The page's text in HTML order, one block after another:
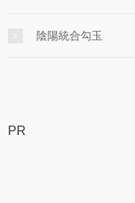
陰陽統合勾玉
PR